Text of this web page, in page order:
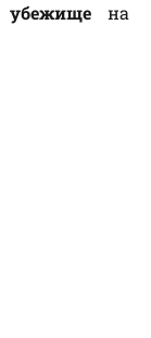
убежище на